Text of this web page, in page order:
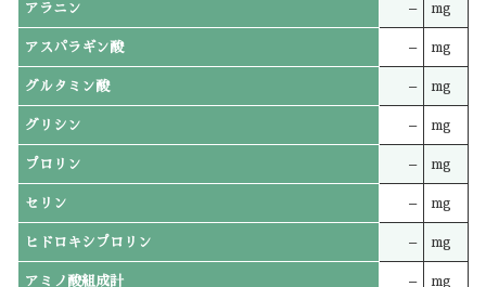
アラニン – mg
アスパラギン酸 – mg
グルタミン酸 – mg
グリシン – mg
プロリン – mg
セリン – mg
ヒドロキシプロリン – mg
アミノ酸組成計 – mg